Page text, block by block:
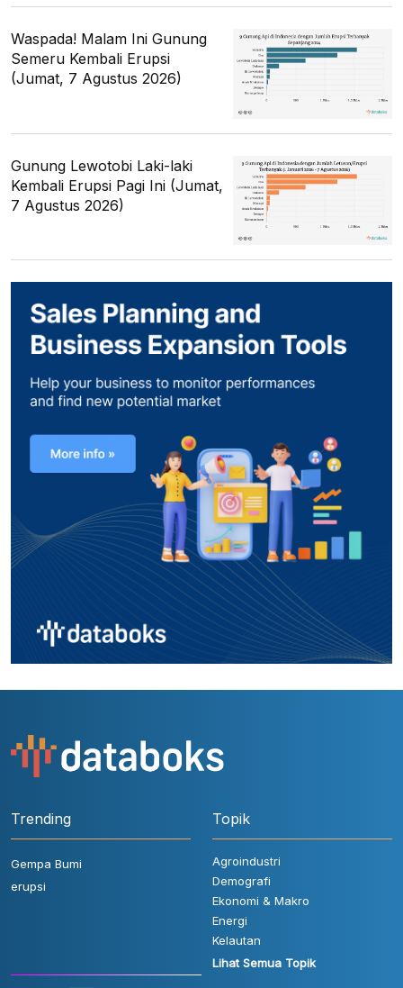
Waspada! Malam Ini Gunung
Semeru Kembali Erupsi
(Jumat, 7 Agustus 2026)
Gunung Lewotobi Laki-laki
Kembali Erupsi Pagi Ini (Jumat,
7 Agustus 2026)
Trending
Gempa Bumi
erupsi
Topik
Agroindustri
Demografi
Ekonomi & Makro
Energi
Kelautan
Lihat Semua Topik